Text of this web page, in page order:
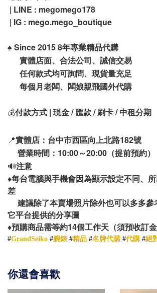
| LINE : megomego178
| IG : mego.mego_boutique
♠️ Since 2015 8年專業精品代購
實體店面、合法公司、誠信交易
任何款式均可詢問、現貨量充足
每個月老闆、闆娘親飛國外代購
💰付款方式 | 現金 / 匯款 / 刷卡 / 中租分期
📍實體店：台中市西區向上北路182號
營業時間：10:00～20:00（提前預約）
🔊注意
♦️每台電腦與手機會因為顯示設定不同、
差
建議除了本賣場照片除外也可以多多參
它平台提供的分享圖
♦️預購商品需等約14個工作天（須預收訂金
#GrandSeiko #腕錶 #精品 #名牌代購 #代購 #絕
你還會喜歡